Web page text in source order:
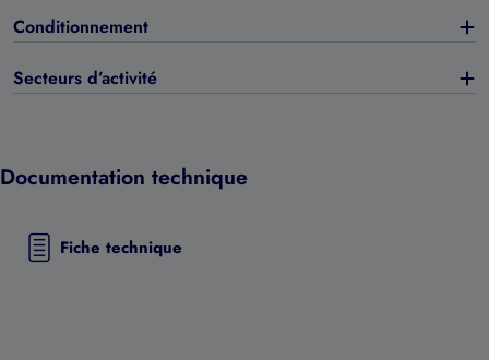
Conditionnement
Secteurs d’activité
Documentation technique
Fiche technique